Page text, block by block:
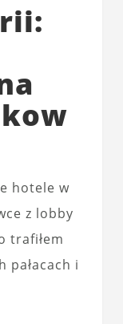
hotele w
z lobby
trafiłem
pałacach i